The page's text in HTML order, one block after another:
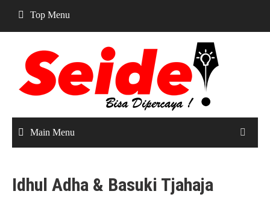
content
Top Menu
Main Menu
Idhul Adha & Basuki Tjahaja